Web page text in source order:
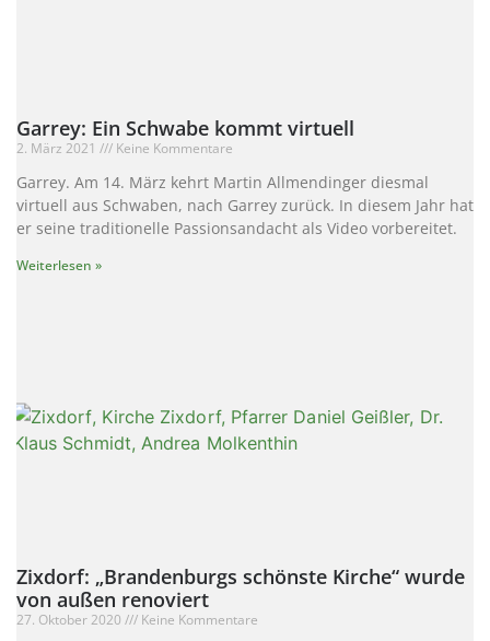
Garrey: Ein Schwabe kommt virtuell
2. März 2021 Keine Kommentare
Garrey. Am 14. März kehrt Martin Allmendinger diesmal
virtuell aus Schwaben, nach Garrey zurück. In diesem Jahr hat
er seine traditionelle Passionsandacht als Video vorbereitet.
Weiterlesen »
Zixdorf: „Brandenburgs schönste Kirche“ wurde
von außen renoviert
27. Oktober 2020 Keine Kommentare